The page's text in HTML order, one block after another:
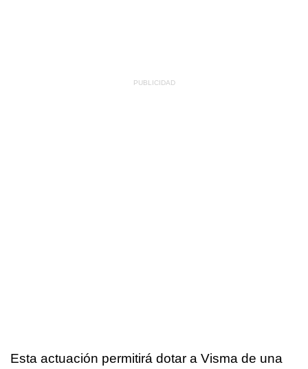
Esta actuación permitirá dotar a Visma de una